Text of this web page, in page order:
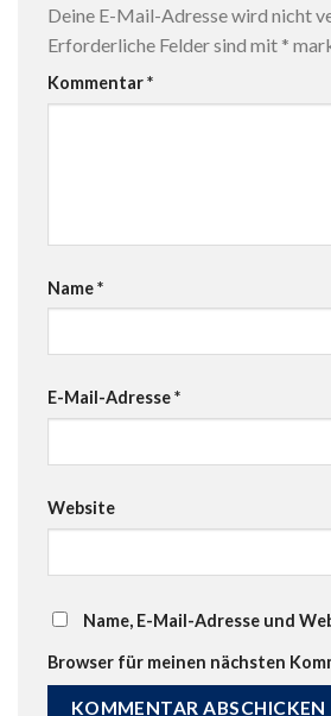
Deine E-Mail-Adresse wird nicht
Erforderliche Felder sind mit *
Kommentar*
Name*
E-Mail-Adresse*
Website
Name, E-Mail-Adresse und
Browser für meinen nächsten